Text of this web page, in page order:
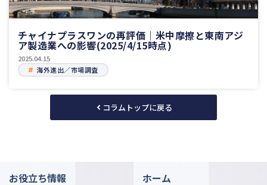
チャイナプラスワンの再評価｜米中摩擦と東南アジ
ア製造業への影響(2025/4/15時点)
2025.04.15
海外進出／市場調査
コラムトップに戻る
お役立ち情報 ホーム